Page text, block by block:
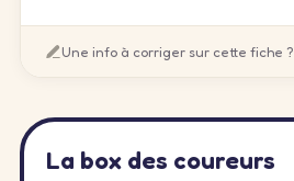
Une info à corriger sur cette fiche ?
La box des coureurs